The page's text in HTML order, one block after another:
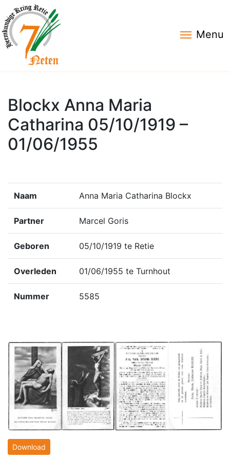
Menu
Blockx Anna Maria
Catharina 05/10/1919 –
01/06/1955
Naam Anna Maria Catharina Blockx
Partner Marcel Goris
Geboren 05/10/1919 te Retie
Overleden 01/06/1955 te Turnhout
Nummer 5585
Download